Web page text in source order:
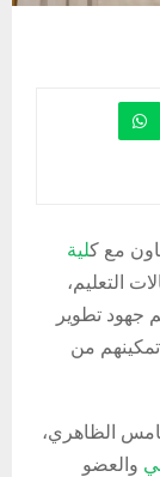
مع كلية
التعليم،
جهود تطوير
من
الظاهري،
والعضو